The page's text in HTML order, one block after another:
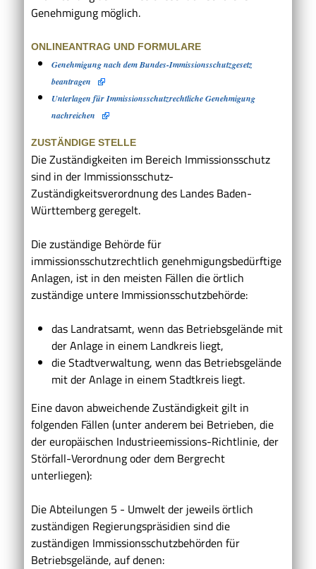
Genehmigung möglich.
ONLINEANTRAG UND FORMULARE
Genehmigung nach dem Bundes-Immissionsschutzgesetz
beantragen
Unterlagen für Immissionsschutzrechtliche Genehmigung
nachreichen
ZUSTÄNDIGE STELLE
Die Zuständigkeiten im Bereich Immissionsschutz
sind in der Immissionsschutz-
Zuständigkeitsverordnung des Landes Baden-
Württemberg geregelt.
Die zuständige Behörde für
immissionsschutzrechtlich genehmigungsbedürftige
Anlagen, ist in den meisten Fällen die örtlich
zuständige untere Immissionsschutzbehörde:
das Landratsamt, wenn das Betriebsgelände mit
der Anlage in einem Landkreis liegt,
die Stadtverwaltung, wenn das Betriebsgelände
mit der Anlage in einem Stadtkreis liegt.
Eine davon abweichende Zuständigkeit gilt in
folgenden Fällen (unter anderem bei Betrieben, die
der europäischen Industrieemissions-Richtlinie, der
Störfall-Verordnung oder dem Bergrecht
unterliegen):
Die Abteilungen 5 - Umwelt der jeweils örtlich
zuständigen Regierungspräsidien sind die
zuständigen Immissionsschutzbehörden für
Betriebsgelände, auf denen: